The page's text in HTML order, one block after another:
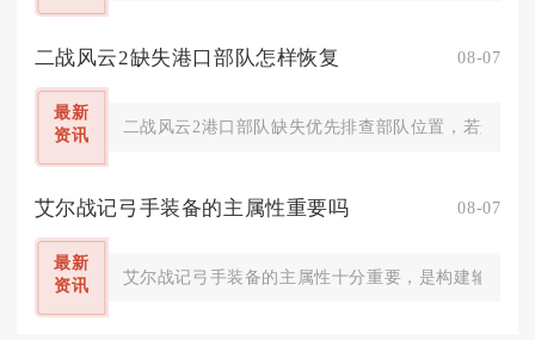
二战风云2缺失港口部队怎样恢复 08-07
最新
资讯
二战风云2港口部队缺失优先排查部队位置，若舰船
艾尔战记弓手装备的主属性重要吗 08-07
最新
资讯
艾尔战记弓手装备的主属性十分重要，是构建输出